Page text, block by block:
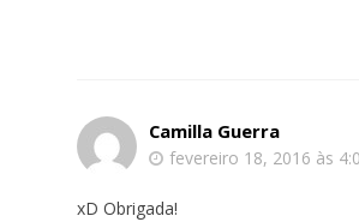
Camilla Guerra
fevereiro 18, 2016 às
xD Obrigada!